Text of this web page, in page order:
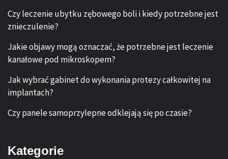
Czy leczenie ubytku zębowego boli i kiedy potrzebne jest
znieczulenie?
Jakie objawy mogą oznaczać, że potrzebne jest leczenie
kanałowe pod mikroskopem?
Jak wybrać gabinet do wykonania protezy całkowitej na
implantach?
Czy panele samoprzylepne odklejają się po czasie?
Kategorie